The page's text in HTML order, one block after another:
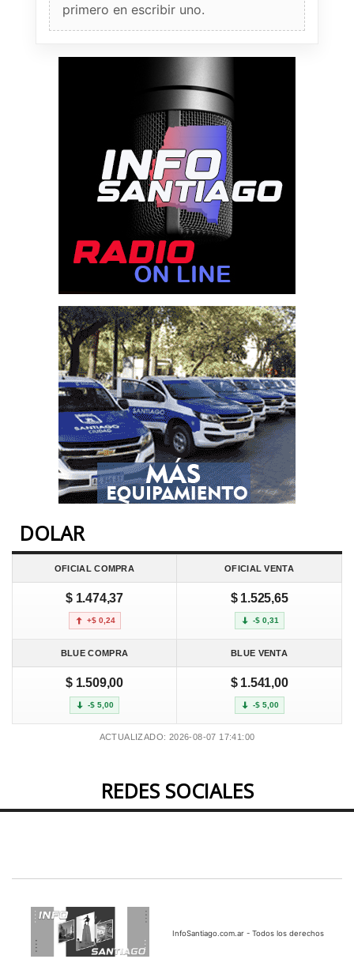
primero en escribir uno.
DOLAR
OFICIAL COMPRA OFICIAL VENTA
$ 1.474,37
+$ 0,24
$ 1.525,65
-$ 0,31
BLUE COMPRA BLUE VENTA
$ 1.509,00
-$ 5,00
$ 1.541,00
-$ 5,00
ACTUALIZADO: 2026-08-07 17:41:00
REDES SOCIALES
InfoSantiago.com.ar - Todos los derechos